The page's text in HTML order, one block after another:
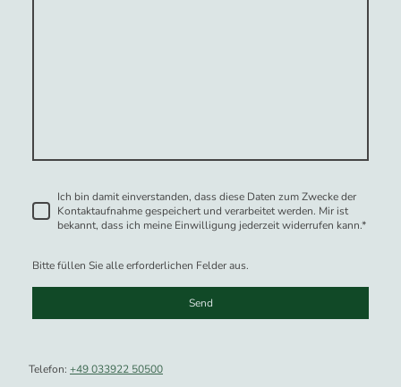
Ich bin damit einverstanden, dass diese Daten zum Zwecke der
Kontaktaufnahme gespeichert und verarbeitet werden. Mir ist
bekannt, dass ich meine Einwilligung jederzeit widerrufen kann.*
Bitte füllen Sie alle erforderlichen Felder aus.
Send
Telefon: +49 033922 50500